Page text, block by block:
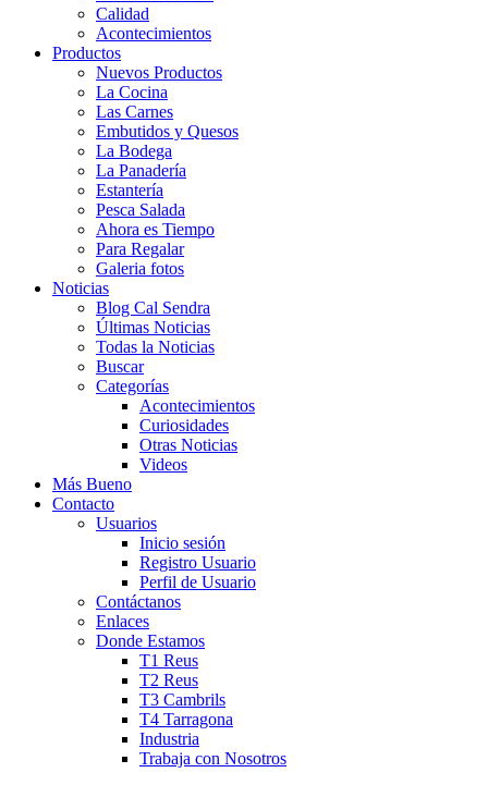
Calidad
Acontecimientos
Productos
Nuevos Productos
La Cocina
Las Carnes
Embutidos y Quesos
La Bodega
La Panadería
Estantería
Pesca Salada
Ahora es Tiempo
Para Regalar
Galeria fotos
Noticias
Blog Cal Sendra
Últimas Noticias
Todas la Noticias
Buscar
Categorías
Acontecimientos
Curiosidades
Otras Noticias
Videos
Más Bueno
Contacto
Usuarios
Inicio sesión
Registro Usuario
Perfil de Usuario
Contáctanos
Enlaces
Donde Estamos
T1 Reus
T2 Reus
T3 Cambrils
T4 Tarragona
Industria
Trabaja con Nosotros